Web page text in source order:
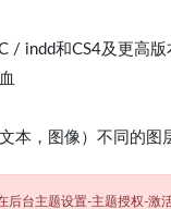
/ indd和CS4及更高版
本，图像）不同的图
后台主题设置-主题授权-激